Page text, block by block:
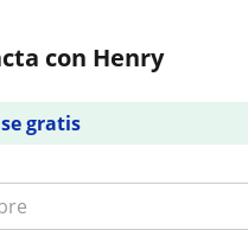
con Henry
gratis